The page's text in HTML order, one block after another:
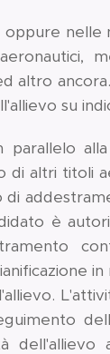
altro
su
di altri titoli
è